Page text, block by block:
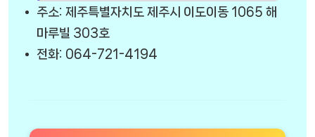
주소: 제주특별자치도 제주시 이도이동 1065 해
마루빌 303호
전화: 064-721-4194